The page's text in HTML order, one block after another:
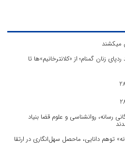
میکشند
زنان گمنام؛ از «کلانترخانیم»ها تا
رسانه، روانشناسی و علوم قضا بنیاد
توهم دانایی، ماحصل سهل‌انگاری در ارتقا